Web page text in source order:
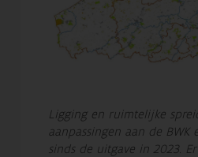
Ligging en ruimtelijke
aanpassingen aan de BWK
sinds de uitgave in 2023.